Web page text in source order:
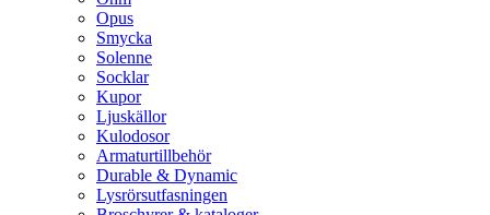
Opus
Smycka
Solenne
Socklar
Kupor
Ljuskällor
Kulodosor
Armaturtillbehör
Durable & Dynamic
Lysrörsutfasningen